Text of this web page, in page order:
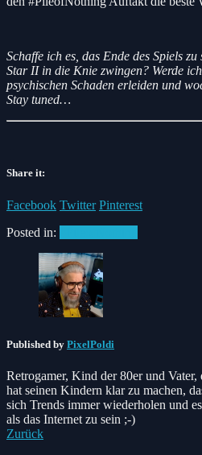
Schaffe ich es, das Ende des Spiels
Star II in die Knie zwingen? Werde
psychischen Schaden erleiden und
Stay tuned…
Share it:
Facebook Twitter Pinterest
Posted in:
Published by PixelPoldi
Retrogamer, Kind der 80er und
hat seinen Kindern klar zu machen,
sich Trends immer wiederholen und
als das Internet zu sein ;-)
Zurück